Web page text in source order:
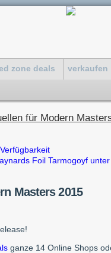
zone deals verkaufen
für Modern
Foil Tarmogoyf
Masters 2015
ganze 14 Online Shops